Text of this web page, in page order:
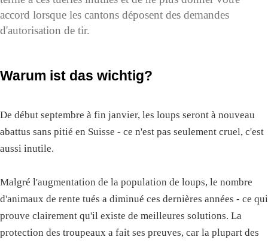
accord lorsque les cantons déposent des demandes
d'autorisation de tir.
Warum ist das wichtig?
De début septembre à fin janvier, les loups seront à nouveau
abattus sans pitié en Suisse - ce n'est pas seulement cruel, c'est
aussi inutile.
Malgré l'augmentation de la population de loups, le nombre
d'animaux de rente tués a diminué ces dernières années - ce qui
prouve clairement qu'il existe de meilleures solutions. La
protection des troupeaux a fait ses preuves, car la plupart des